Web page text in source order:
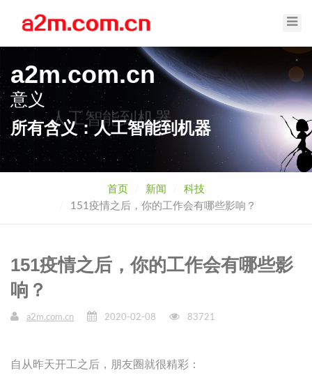
a2m.com.cn
意义 人工智能到机器
所有含义：人工智能到机器
首页 新闻
科技
151疫情之后，你的工作会有哪些影响？
151疫情之后，你的工作会有哪些影
响？
a2m.com.cn 2020-02-08 83721
自从昨天开工之后，朋友圈就很精彩：